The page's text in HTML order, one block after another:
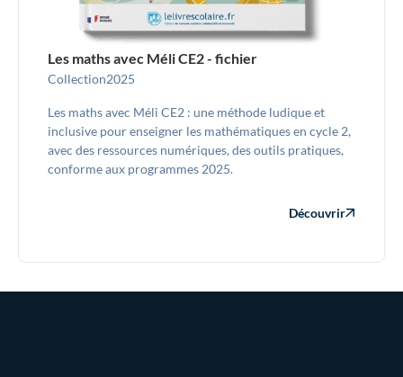
Les maths avec Méli CE2 - fichier
Collection2025
Les maths avec Méli CE2 : une méthode ludique et
inclusive pour enseigner les mathématiques en cycle 2,
avec des ressources numériques, des outils pratiques,
conforme aux programmes 2025.
Découvrir